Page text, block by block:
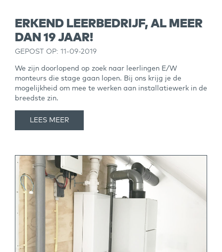
ERKEND LEERBEDRIJF, AL MEER
DAN 19 JAAR!
GEPOST OP: 11-09-2019
We zijn doorlopend op zoek naar leerlingen E/W
monteurs die stage gaan lopen. Bij ons krijg je de
mogelijkheid om mee te werken aan installatiewerk in de
breedste zin.
LEES MEER